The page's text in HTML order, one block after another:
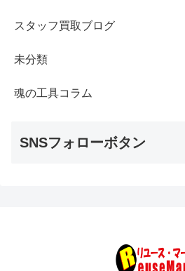
スタッフ買取ブログ
未分類
魂の工具コラム
SNSフォローボタン